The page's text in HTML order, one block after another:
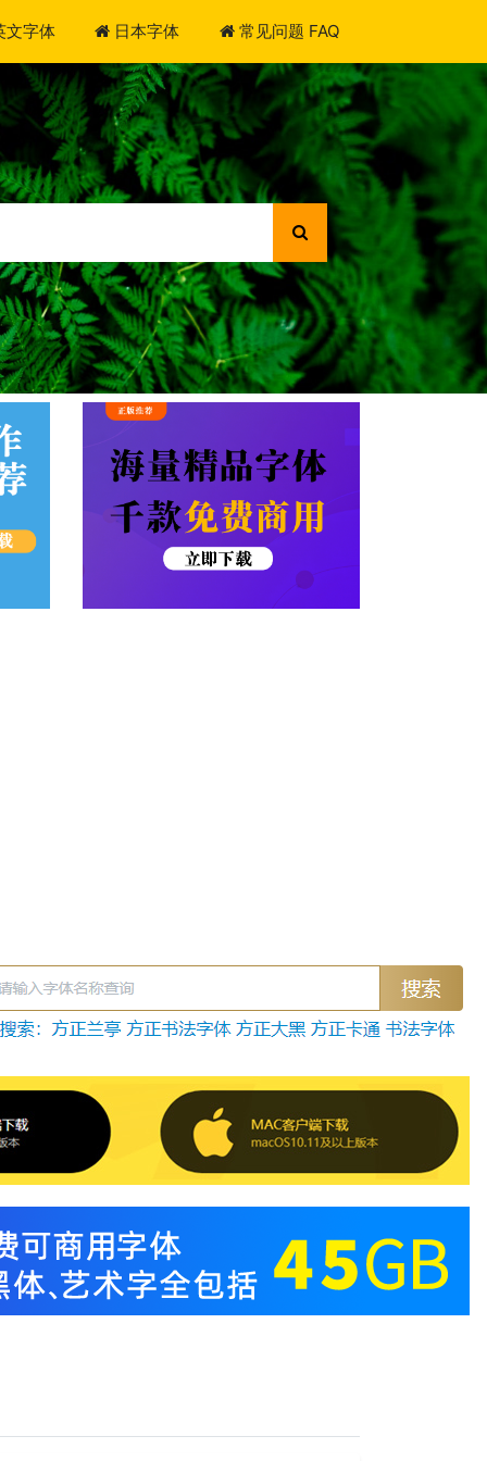
字体 日本字体 常见问题 FAQ